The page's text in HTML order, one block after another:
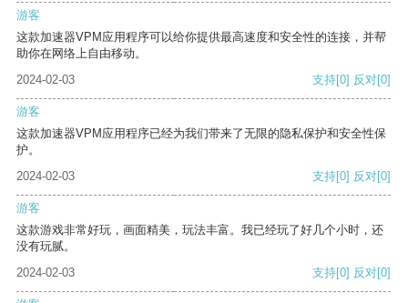
游客
这款加速器VPM应用程序可以给你提供最高速度和安全性的连接，并帮
助你在网络上自由移动。
2024-02-03
支持[0] 反对[0]
游客
这款加速器VPM应用程序已经为我们带来了无限的隐私保护和安全性保
护。
2024-02-03
支持[0] 反对[0]
游客
这款游戏非常好玩，画面精美，玩法丰富。我已经玩了好几个小时，还
没有玩腻。
2024-02-03
支持[0] 反对[0]